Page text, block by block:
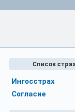
Список
Ингосстрах
Согласие